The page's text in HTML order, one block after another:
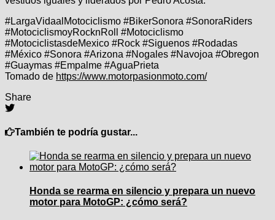
#LargaVidaalMotociclismo #BikerSonora #SonoraRiders
#MotociclismoyRocknRoll #Motociclismo
#MotociclistasdeMexico #Rock #Siguenos #Rodadas
#México #Sonora #Arizona #Nogales #Navojoa #Obregon
#Guaymas #Empalme #AguaPrieta
Tomado de https://www.motorpasionmoto.com/
Share
También te podría gustar...
Honda se rearma en silencio y prepara un nuevo
motor para MotoGP: ¿cómo será?